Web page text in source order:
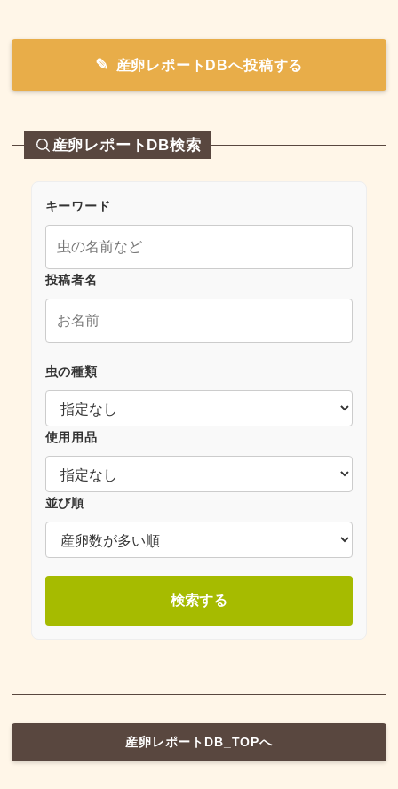
産卵レポートDBへ投稿する
産卵レポートDB検索
キーワード
投稿者名
虫の種類
使用用品
並び順
検索する
産卵レポートDB_TOPへ